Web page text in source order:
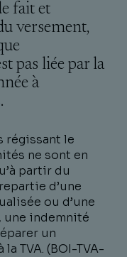
fait et
versement,
pas liée par la
à
régissant le
ne sont en
partir du
d’une
ou d’une
une indemnité
un
TVA. (BOI-TVA-